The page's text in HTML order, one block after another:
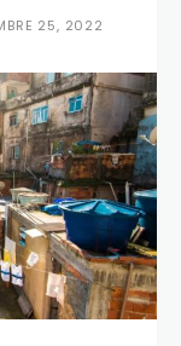
25, 2022